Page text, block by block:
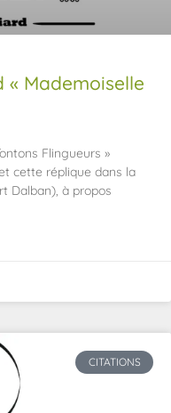
« Mademoiselle
Flingueurs »
cette réplique dans la
Dalban), à propos
CITATIONS